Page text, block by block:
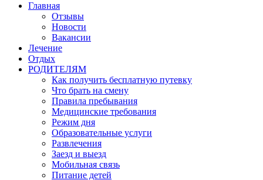
Главная
Отзывы
Новости
Вакансии
Лечение
Отдых
РОДИТЕЛЯМ
Как получить бесплатную путевку
Что брать на смену
Правила пребывания
Медицинские требования
Режим дня
Образовательные услуги
Развлечения
Заезд и выезд
Мобильная связь
Питание детей